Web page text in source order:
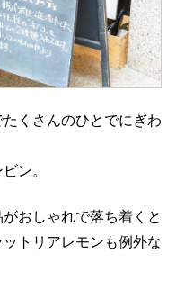
くさんのひとでにぎわ
ン。
おしゃれで落ち着くと
トリアレモンも例外な